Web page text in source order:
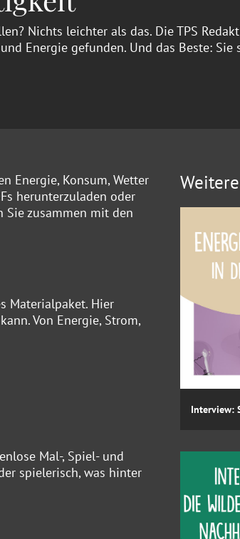
Nichts leichter als das. Die TPS
Energie gefunden. Und das Beste: Sie
Energie, Konsum, Wetter
herunterzuladen oder
zusammen mit den
Materialpaket. Hier
Von Energie, Strom,
Mal-, Spiel- und
spielerisch, was hinter
Interview: